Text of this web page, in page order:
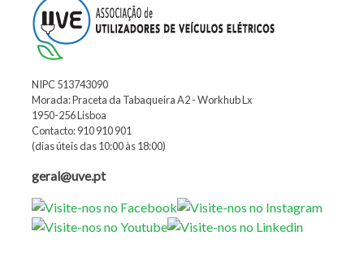
NIPC 513743090
Morada: Praceta da Tabaqueira A2 - Workhub Lx
1950-256 Lisboa
Contacto: 910 910 901
(dias úteis das 10:00 às 18:00)
geral@uve.pt